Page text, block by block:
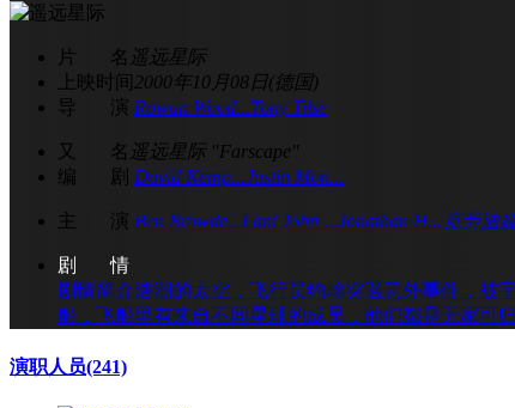
片 名 遥远星际
上映时间2000年10月08日(德国)
导 演 Rowan Wood...Tony Tilse
又 名 遥远星际 "Farscape"
编 剧
David Kemp...Justin Mon...
主 演 Ben Browde...Lani John ...Jonathan H... 克劳迪
剧 情
剧情简介浩潮的太空，飞行员约翰突遇意外事件，被
船，飞船里有来自不同星球的成员，他们都是无家可
演职人员(241)